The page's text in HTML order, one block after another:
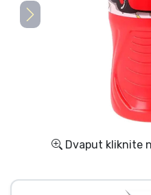
Dvaput kliknite
Dostava i plaćanje
TV serija proizvodi
Film proizvodi
Crtani proizvodi
Anime proizvodi